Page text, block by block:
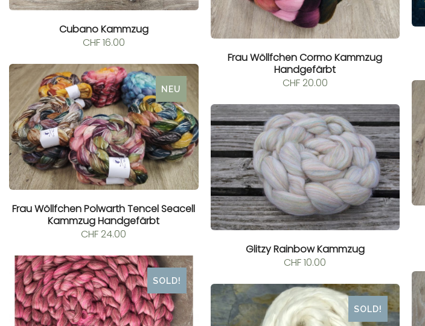
Cubano Kammzug
CHF16.00
Frau Wöllfchen Cormo Kammzug
Handgefärbt
CHF20.00
NEU
Frau Wöllfchen Polwarth Tencel Seacell
Kammzug Handgefärbt
CHF 24.00
Glitzy Rainbow Kammzug
CHF10.00
SOLD!
SOLD!